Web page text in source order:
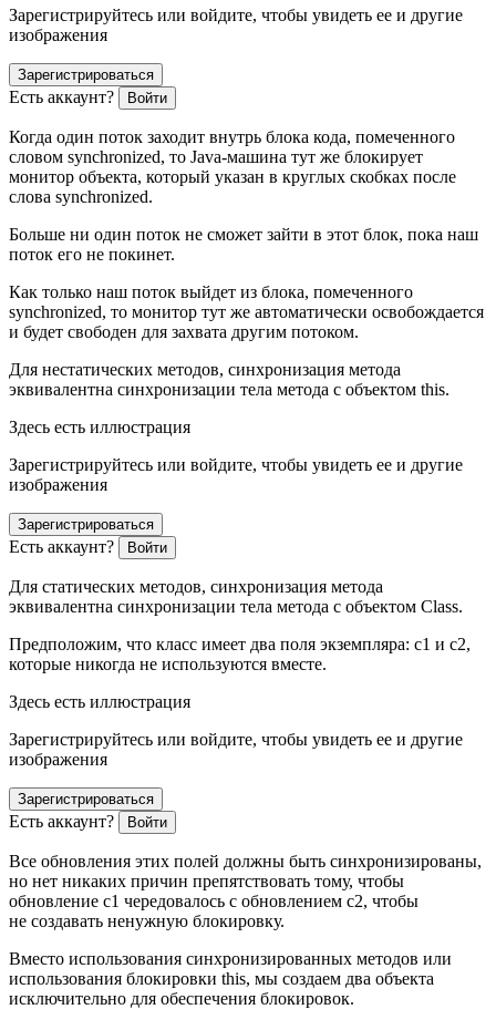
Зарегистрируйтесь или войдите, чтобы увидеть ее и другие
изображения
Зарегистрироваться
Есть аккаунт? Войти
Когда один поток заходит внутрь блока кода, помеченного
словом synchronized, то Java-машина тут же блокирует
монитор объекта, который указан в круглых скобках после
слова synchronized.
Больше ни один поток не сможет зайти в этот блок, пока наш
поток его не покинет.
Как только наш поток выйдет из блока, помеченного
synchronized, то монитор тут же автоматически освобождается
и будет свободен для захвата другим потоком.
Для нестатических методов, синхронизация метода
эквивалентна синхронизации тела метода с объектом this.
Здесь есть иллюстрация
Зарегистрируйтесь или войдите, чтобы увидеть ее и другие
изображения
Зарегистрироваться
Есть аккаунт? Войти
Для статических методов, синхронизация метода
эквивалентна синхронизации тела метода с объектом Class.
Предположим, что класс имеет два поля экземпляра: c1 и c2,
которые никогда не используются вместе.
Здесь есть иллюстрация
Зарегистрируйтесь или войдите, чтобы увидеть ее и другие
изображения
Зарегистрироваться
Есть аккаунт? Войти
Все обновления этих полей должны быть синхронизированы,
но нет никаких причин препятствовать тому, чтобы
обновление c1 чередовалось с обновлением c2, чтобы
не создавать ненужную блокировку.
Вместо использования синхронизированных методов или
использования блокировки this, мы создаем два объекта
исключительно для обеспечения блокировок.